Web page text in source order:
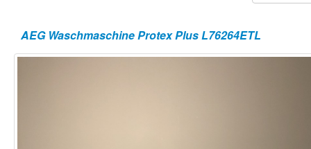
AEG Waschmaschine Protex Plus L76264ETL